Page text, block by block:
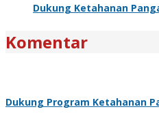
Dukung Ketahanan
Komentar
Dukung Program Ketahanan